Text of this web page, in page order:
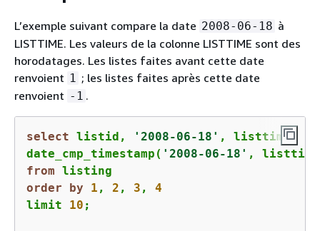
L’exemple suivant compare la date 2008-06-18 à
LISTTIME. Les valeurs de la colonne LISTTIME sont des
horodatages. Les listes faites avant cette date
renvoient 1 ; les listes faites après cette date
renvoient -1 .
select listid, '2008-06-18' , listtime,
date_cmp_timestamp( '2008-06-18'
from
order
by 1 , 2 , 3 , 4
limit 10 ;